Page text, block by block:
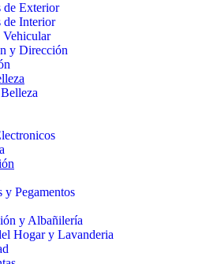
de Exterior
de Interior
Vehicular
y Dirección
y Pegamentos
y Albañilería
Hogar y Lavanderia